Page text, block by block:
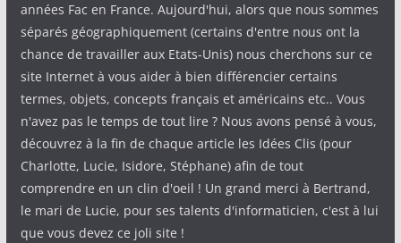
années Fac en France. Aujourd'hui, alors que nous sommes
séparés géographiquement (certains d'entre nous ont la
chance de travailler aux Etats-Unis) nous cherchons sur ce
site Internet à vous aider à bien différencier certains
termes, objets, concepts français et américains etc.. Vous
n'avez pas le temps de tout lire ? Nous avons pensé à vous,
découvrez à la fin de chaque article les Idées Clis (pour
Charlotte, Lucie, Isidore, Stéphane) afin de tout
comprendre en un clin d'oeil ! Un grand merci à Bertrand,
le mari de Lucie, pour ses talents d'informaticien, c'est à lui
que vous devez ce joli site !